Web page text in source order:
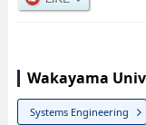
Wakayama
Systems Engineering